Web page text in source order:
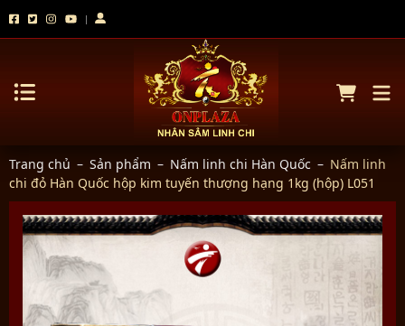
Trang chủ – Sản phẩm – Nấm linh chi Hàn Quốc – Nấm linh
chi đỏ Hàn Quốc hộp kim tuyến thượng hạng 1kg (hộp) L051